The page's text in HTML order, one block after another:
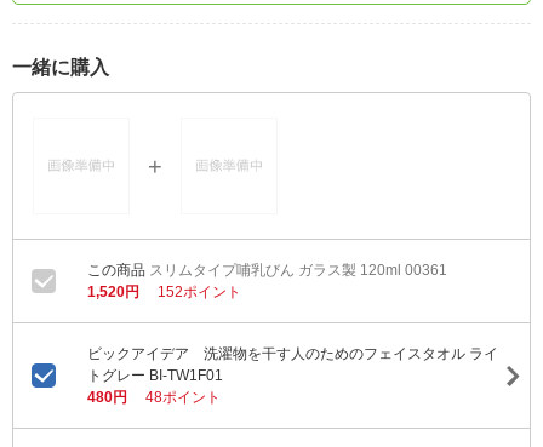
一緒に購入
スリムタイプ哺乳びん ガラス製 120ml 00361
1,520円
152ポイント
ビックアイデア 洗濯物を干す人のためのフェイスタオル ライ
トグレー BI-TW1F01
480円
48ポイント